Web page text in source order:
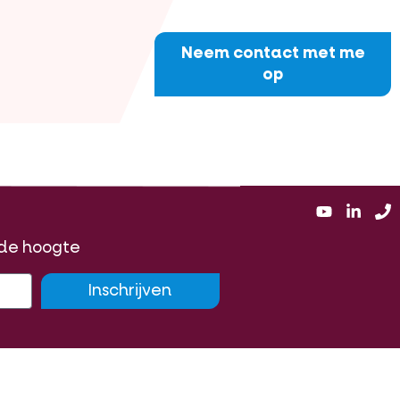
Neem contact met me
op
hoogte
Inschrijven